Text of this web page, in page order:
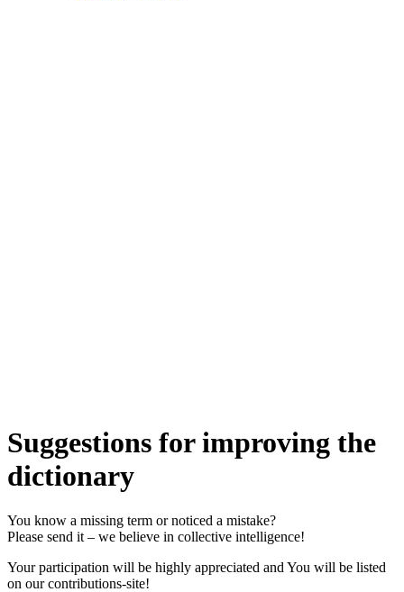
Suggestions for improving the
dictionary
You know a missing term or noticed a mistake?
Please send it – we believe in collective intelligence!
Your participation will be highly appreciated and You will be listed
on our contributions-site!